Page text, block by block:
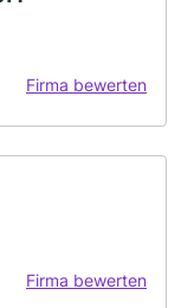
Firma bewerten
Firma bewerten